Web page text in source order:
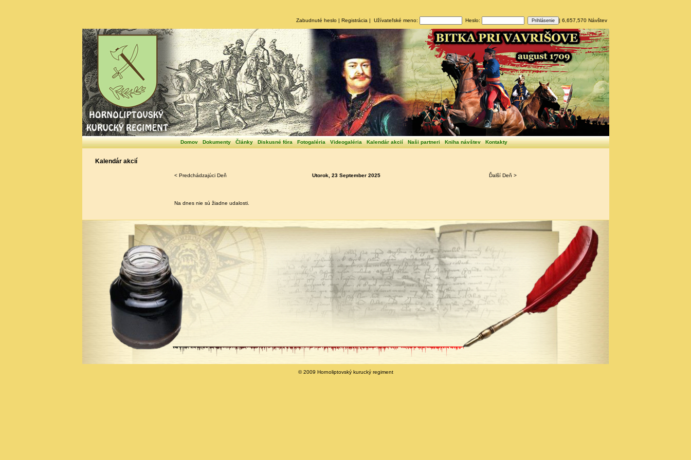
Zabudnuté heslo| Registrácia | Užívateľské meno: Heslo: | 6,657,570 Návštev
Domov Dokumenty Články Diskusné fóra Fotogaléria Videogaléria Kalendár akcií Naši partneri Kniha návštev Kontakty
Kalendár akcií
< Predchádzajúci Deň Utorok, 23 September 2025 Ďalší Deň >
Na dnes nie sú žiadne udalosti.
© 2009 Hornoliptovský kurucký regiment